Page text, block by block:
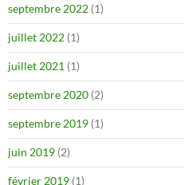
septembre 2022 (1)
juillet 2022 (1)
juillet 2021 (1)
septembre 2020 (2)
septembre 2019 (1)
juin 2019 (2)
février 2019 (1)